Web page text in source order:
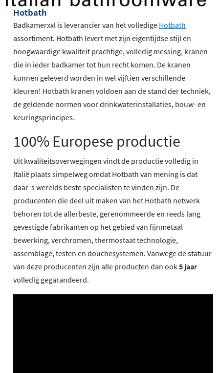
Hotbath
Badkamerxxl is leverancier van het volledige Hotbath
assortiment. Hotbath levert met zijn eigentijdse stijl en
hoogwaardige kwaliteit prachtige, volledig messing, kranen
die in ieder badkamer tot hun recht komen. De kranen
kunnen geleverd worden in wel vijftien verschillende
kleuren! Hotbath kranen voldoen aan de stand der techniek,
de geldende normen voor drinkwaterinstallaties, bouw- en
keuringsprincipes.
100% Europese productie
Uit kwaliteitsoverwegingen vindt de productie volledig in
Italië plaats simpelweg omdat Hotbath van mening is dat
daar ’s werelds beste specialisten te vinden zijn. De
producenten die deel uit maken van het Hotbath netwerk
behoren tot de allerbeste, gerenommeerde en reeds lang
gevestigde fabrikanten op het gebied van fijnmetaal
bewerking, verchromen, thermostaat technologie,
assemblage, testen en douchesystemen. Vanwege de statuur
van deze producenten zijn alle producten dan ook5 jaar
volledig gegarandeerd.